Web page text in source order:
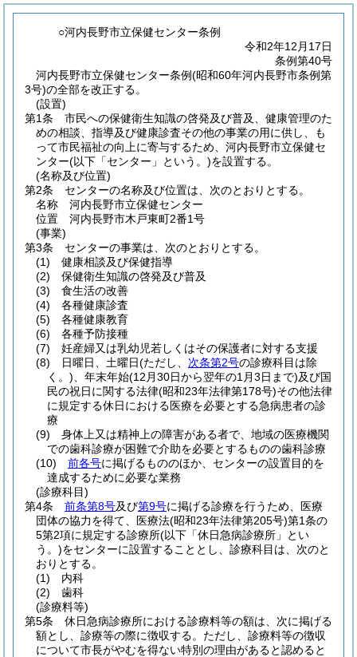
○河内長野市立保健センター条例
令和2年12月17日
条例第40号
河内長野市立保健センター条例(昭和60年河内長野市条例第
3号)の全部を改正する。
(設置)
第1条
市民への保健衛生知識の啓発及び普及、健康管理のた
めの相談、指導及び健康診査その他の事業の用に供し、も
って市民福祉の向上に寄与するため、河内長野市立保健セ
ンター(以下「センター」という。)を設置する。
(名称及び位置)
第2条
センターの名称及び位置は、次のとおりとする。
名称 河内長野市立保健センター
位置 河内長野市木戸東町2番1号
(事業)
第3条
センターの事業は、次のとおりとする。
(1)
健康相談及び保健指導
(2)
保健衛生知識の啓発及び普及
(3)
食生活の改善
(4)
各種健康診査
(5)
各種健康教育
(6)
各種予防接種
(7)
妊産婦又は乳幼児若しくはその保護者に対する支援
(8)
日曜日、土曜日(ただし、 次条第2号の診療科目は除
く。) 、年末年始(12月30日から翌年の1月3日まで)及び国
民の祝日に関する法律(昭和23年法律第178号)その他法律
に規定する休日における医療を必要とする急病患者の診
療
(9)
身体上又は精神上の障害がある者で、地域の医療機関
での歯科診療が困難で介助を必要とするものの歯科診療
(10)
前各号に掲げるもののほか、センターの設置目的を
達成するために必要な業務
(診療科目)
第4条
前条第8号及び第9号に掲げる診療を行うため、医療
団体の協力を得て、医療法(昭和23年法律第205号)第1条の
5第2項に規定する診療所(以下「休日急病診療所」とい
う。)をセンターに設置することとし、診療科目は、次のと
おりとする。
(1)
内科
(2)
歯科
(診療料等)
第5条
休日急病診療所における診療料等の額は、次に掲げる
額とし、診療等の際に徴収する。 ただし、診療料等の徴収
について市長がやむを得ない特別の理由があると認めると